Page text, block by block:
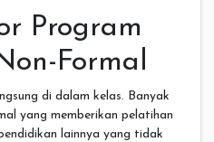
Program
Formal
di dalam kelas. Banyak
yang memberikan pelatihan
lainnya yang tidak